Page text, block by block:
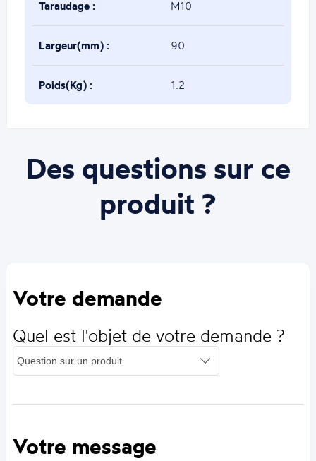
base(mm) :
Taraudage : M10
Largeur(mm) : 90
Poids(Kg) : 1.2
Des questions sur ce
produit ?
Votre demande
Quel est l'objet de votre demande ?
Votre message